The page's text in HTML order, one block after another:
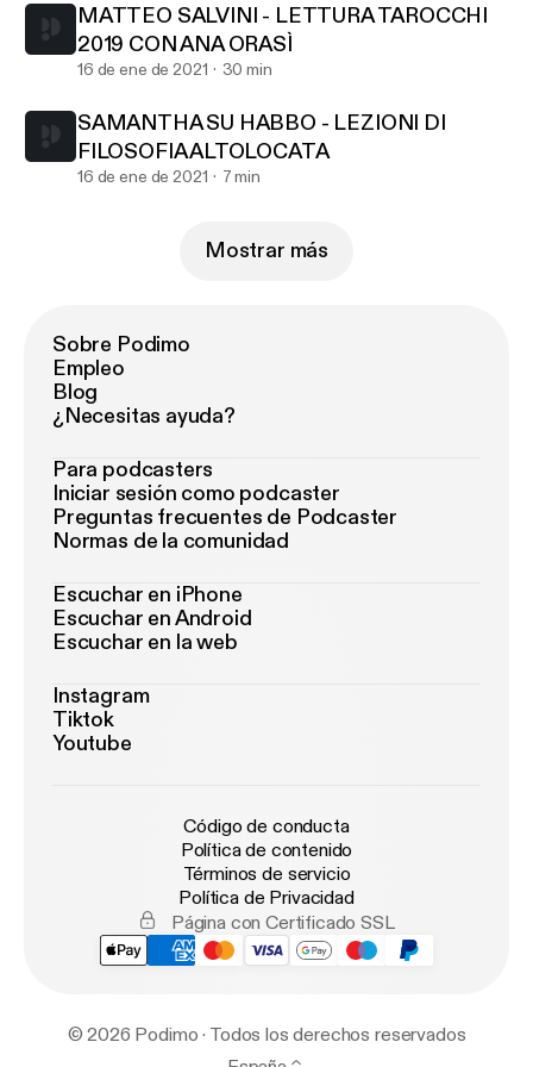
MATTEO SALVINI - LETTURA TAROCCHI
2019 CON ANA ORASÌ
16 de ene de 2021 30 min
SAMANTHA SU HABBO - LEZIONI DI
FILOSOFIA ALTOLOCATA
16 de ene de 2021 7 min
Mostrar más
Sobre Podimo
Empleo
Blog
¿Necesitas ayuda?
Para podcasters
Iniciar sesión como podcaster
Preguntas frecuentes de Podcaster
Normas de la comunidad
Escuchar en iPhone
Escuchar en Android
Escuchar en la web
Instagram
Tiktok
Youtube
Código de conducta
Política de contenido
Términos de servicio
Política de Privacidad
Página con Certificado SSL
© 2026 Podimo · Todos los derechos reservados